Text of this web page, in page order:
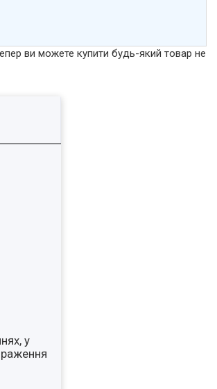
ви можете купити будь-який товар не
у